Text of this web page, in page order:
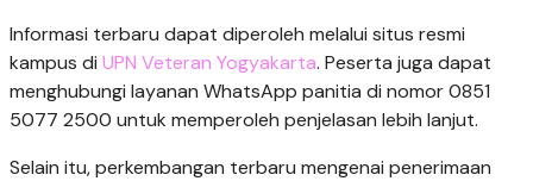
Informasi terbaru dapat diperoleh melalui situs resmi
kampus di UPN Veteran Yogyakarta. Peserta juga dapat
menghubungi layanan WhatsApp panitia di nomor 0851
5077 2500 untuk memperoleh penjelasan lebih lanjut.
Selain itu, perkembangan terbaru mengenai penerimaan